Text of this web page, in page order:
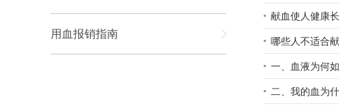
用血报销指南
献血使人健康
哪些人不适合
一、血液为何
二、我的血为